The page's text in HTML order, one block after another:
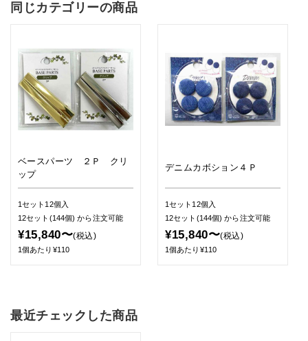
同じカテゴリーの商品
ベースパーツ ２Ｐ クリ
ップ
1セット12個入
12セット(144個)から注文可能
¥15,840〜(税込)
1個あたり¥110
デニムカボション４Ｐ
1セット12個入
12セット(144個)から注文可能
¥15,840〜(税込)
1個あたり¥110
最近チェックした商品